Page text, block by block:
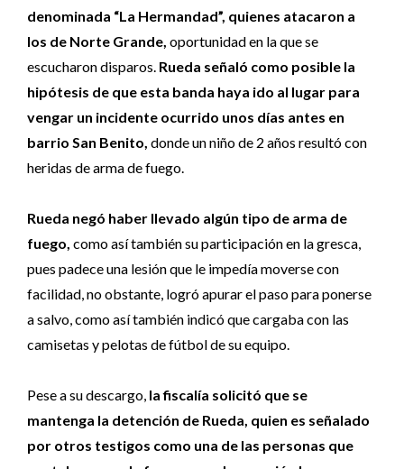
denominada “La Hermandad”, quienes atacaron a
los de Norte Grande, oportunidad en la que se
escucharon disparos. Rueda señaló como posible la
hipótesis de que esta banda haya ido al lugar para
vengar un incidente ocurrido unos días antes en
barrio San Benito, donde un niño de 2 años resultó con
heridas de arma de fuego.
Rueda negó haber llevado algún tipo de arma de
fuego, como así también su participación en la gresca,
pues padece una lesión que le impedía moverse con
facilidad, no obstante, logró apurar el paso para ponerse
a salvo, como así también indicó que cargaba con las
camisetas y pelotas de fútbol de su equipo.
Pese a su descargo, la fiscalía solicitó que se
mantenga la detención de Rueda, quien es señalado
por otros testigos como una de las personas que